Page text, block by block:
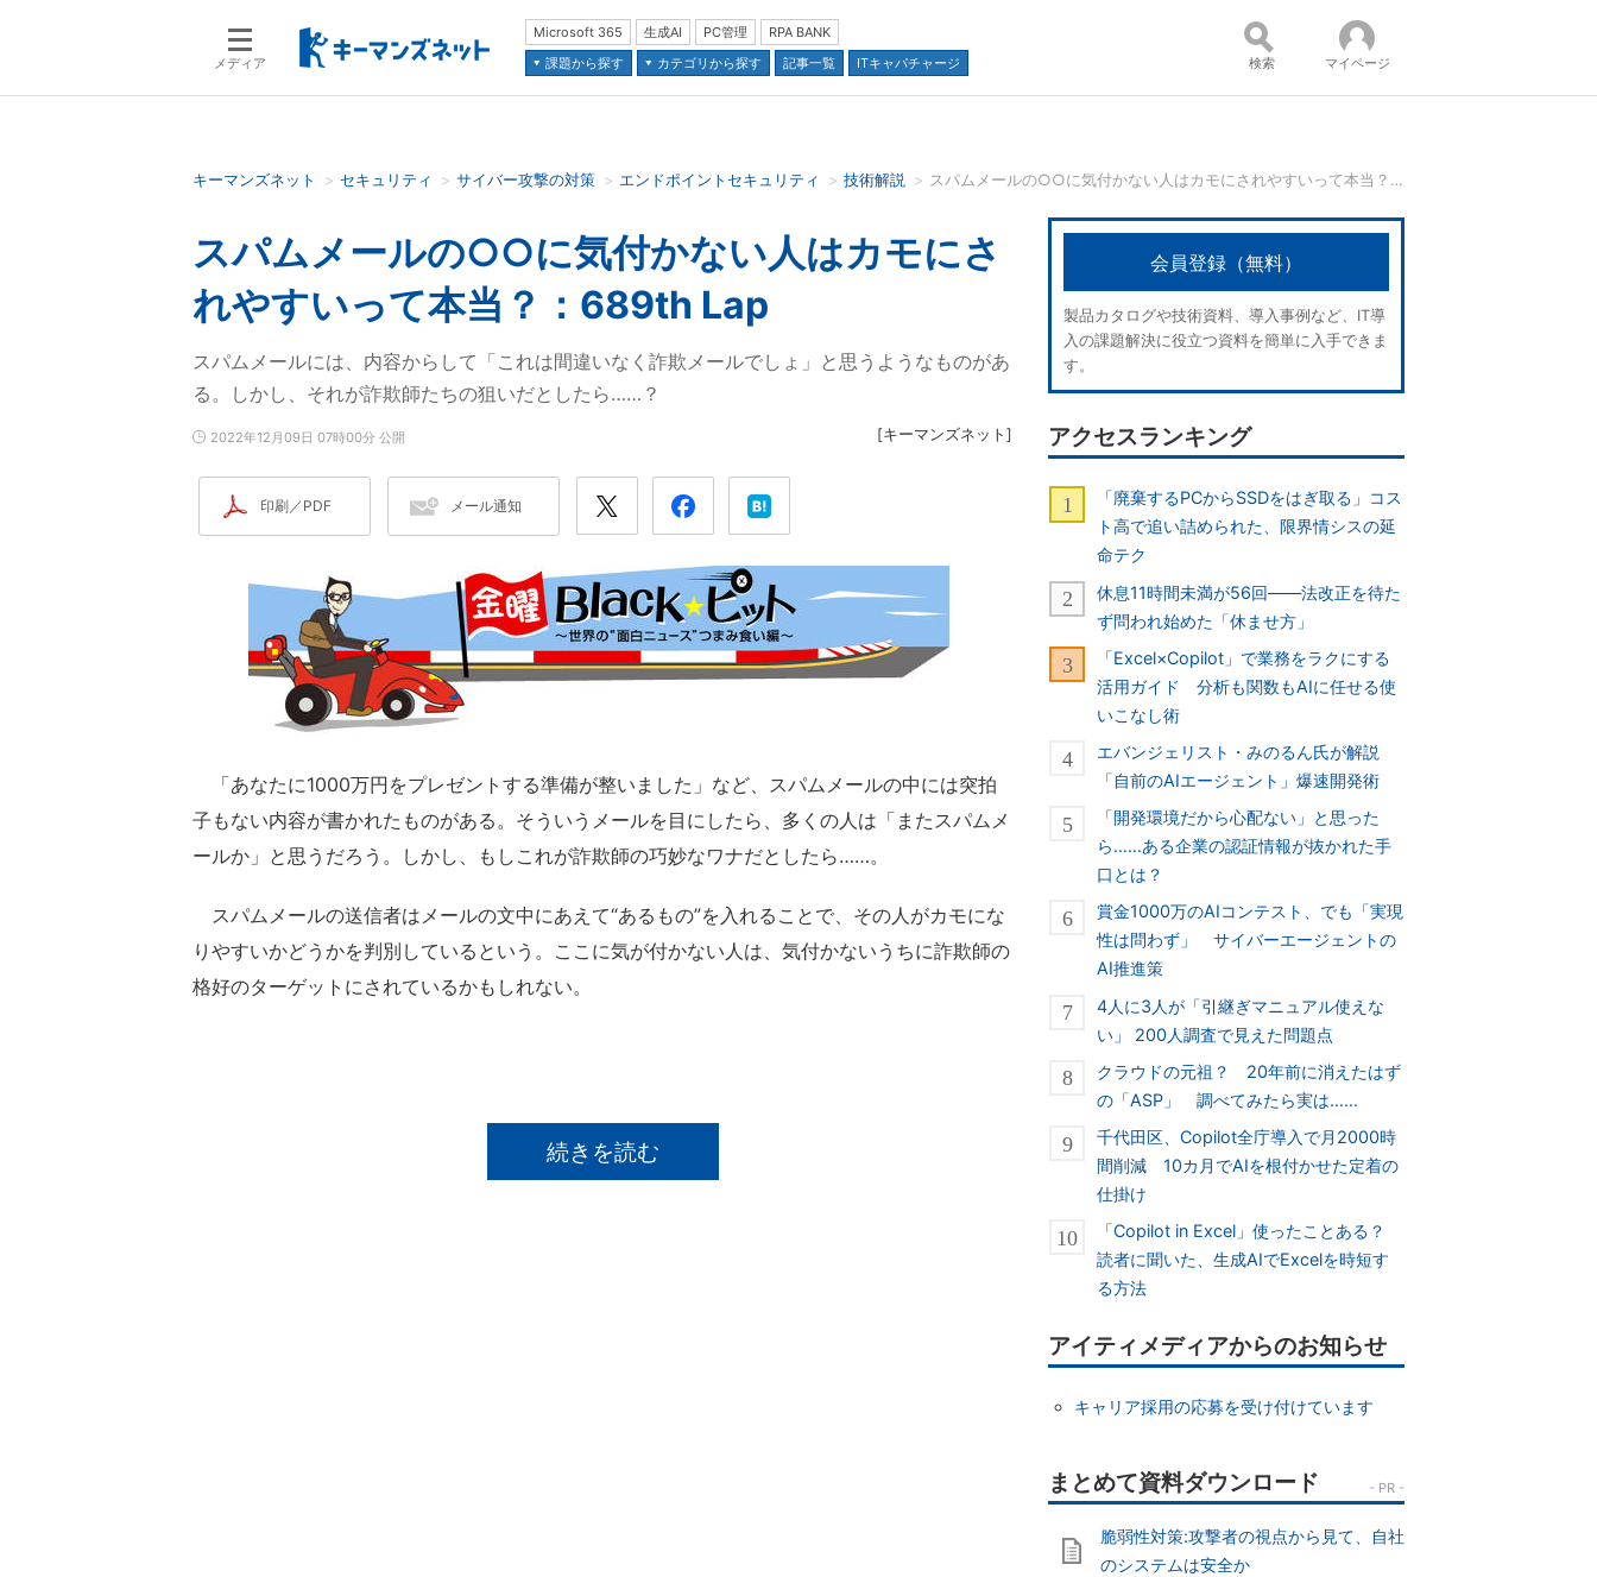
メディア
Microsoft 365 生成AI PC管理
RPA BANK
課題から探す
カテゴリから探す 記事一覧 ITキャパチャージ
検索語を入力してください コンテンツ：
並び順：
検索 マイページ
キーマンズネット セキュリティ サイバー攻撃の対策 エンドポイントセキュリティ 技術解説 スパムメールの○○に気付かない人はカモにされやすいって本当？：689th Lap
スパムメールの○○に気付かない人はカモにさ
れやすいって本当？：689th Lap
スパムメールには、内容からして「これは間違いなく詐欺メールでしょ」と思うようなものがあ
る。しかし、それが詐欺師たちの狙いだとしたら……？
2022年12月09日 07時00分 公開 [キーマンズネット ]
印刷／PDF メール通知
「あなたに1000万円をプレゼントする準備が整いました」など、スパムメールの中には突拍
子もない内容が書かれたものがある。そういうメールを目にしたら、多くの人は「またスパムメ
ールか」と思うだろう。しかし、もしこれが詐欺師の巧妙なワナだとしたら……。
スパムメールの送信者はメールの文中にあえて“あるもの”を入れることで、その人がカモにな
りやすいかどうかを判別しているという。ここに気が付かない人は、気付かないうちに詐欺師の
格好のターゲットにされているかもしれない。
続きを読む
会員登録（無料）
製品カタログや技術資料、導入事例など、IT導
入の課題解決に役立つ資料を簡単に入手できま
す。
アクセスランキング
「廃棄するPCからSSDをはぎ取る」コス
ト高で追い詰められた、限界情シスの延
命テク
休息11時間未満が56回――法改正を待た
ず問われ始めた「休ませ方」
「Excel×Copilot」で業務をラクにする
活用ガイド 分析も関数もAIに任せる使
いこなし術
エバンジェリスト・みのるん氏が解説
「自前のAIエージェント」爆速開発術
「開発環境だから心配ない」と思った
ら……ある企業の認証情報が抜かれた手
口とは？
賞金1000万のAIコンテスト、でも「実現
性は問わず」 サイバーエージェントの
AI推進策
4人に3人が「引継ぎマニュアル使えな
い」 200人調査で見えた問題点
クラウドの元祖？ 20年前に消えたはず
の「ASP」 調べてみたら実は……
千代田区、Copilot全庁導入で月2000時
間削減 10カ月でAIを根付かせた定着の
仕掛け
「Copilot in Excel」使ったことある？
読者に聞いた、生成AIでExcelを時短す
る方法
アイティメディアからのお知らせ
キャリア採用の応募を受け付けています
脆弱性対策:攻撃者の視点から見て、自社
のシステムは安全か